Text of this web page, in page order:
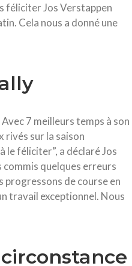
féliciter Jos Verstappen
Cela nous a donné une
7 meilleurs temps à son
rivés sur la saison
le féliciter”, a déclaré Jos
commis quelques erreurs
progressons de course en
travail exceptionnel. Nous